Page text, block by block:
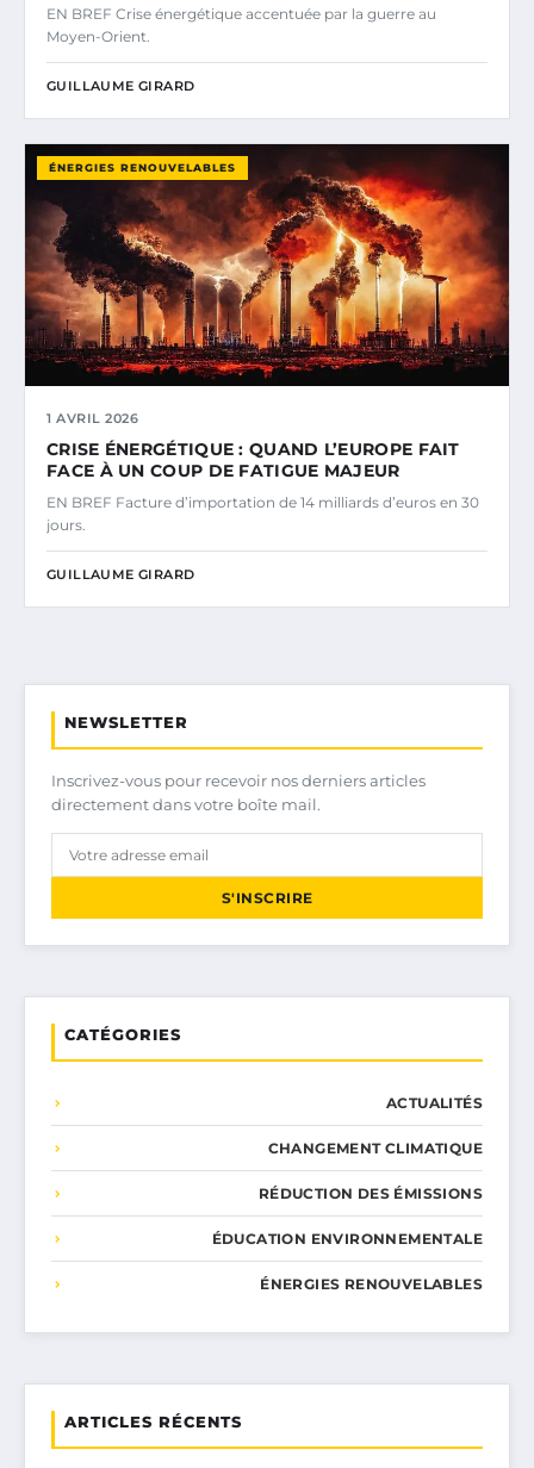
EN BREF Crise énergétique accentuée par la guerre au
Moyen-Orient.
GUILLAUME GIRARD
ÉNERGIES RENOUVELABLES
1 AVRIL 2026
CRISE ÉNERGÉTIQUE : QUAND L’EUROPE FAIT
FACE À UN COUP DE FATIGUE MAJEUR
EN BREF Facture d’importation de 14 milliards d’euros en 30
jours.
GUILLAUME GIRARD
NEWSLETTER
Inscrivez-vous pour recevoir nos derniers articles
directement dans votre boîte mail.
S'INSCRIRE
CATÉGORIES
ACTUALITÉS
CHANGEMENT CLIMATIQUE
RÉDUCTION DES ÉMISSIONS
ÉDUCATION ENVIRONNEMENTALE
ÉNERGIES RENOUVELABLES
ARTICLES RÉCENTS